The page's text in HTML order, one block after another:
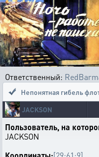
Ответственный:
Непонятная гибель
JACKSON
Пользователь, на
JACKSON